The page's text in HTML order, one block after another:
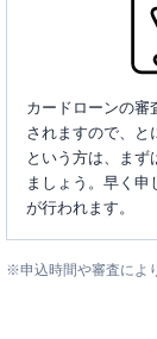
カードローンの審
されますので、と
という方は、まず
ましょう。早く申
が行われます。
※申込時間や審査によ